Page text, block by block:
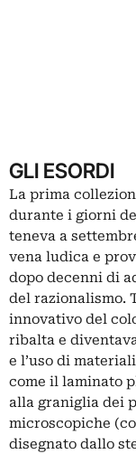
GLI ESORDI
La prima
durante i giorni
teneva a
vena ludica e
dopo decenni di
del razionalismo.
innovativo del
ribalta e
e l’uso di
come il laminato
alla graniglia dei
microscopiche
disegnato dallo